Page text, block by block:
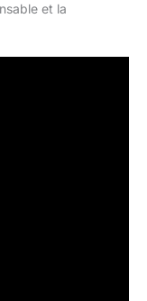
et la